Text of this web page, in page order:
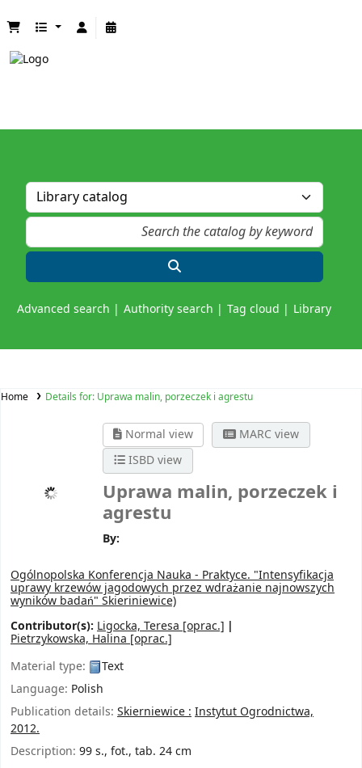
Advanced search Authority search Tag cloud Library
Home Details for: Uprawa malin, porzeczek i agrestu
Normal view
MARC view
ISBD view
Uprawa malin, porzeczek i
agrestu
By:
Ogólnopolska Konferencja Nauka - Praktyce. "Intensyfikacja
uprawy krzewów jagodowych przez wdrażanie najnowszych
wyników badań" Skieriniewice)
Contributor(s): Ligocka, Teresa [oprac.]
Pietrzykowska, Halina [oprac.]
Material type:
Text
Language: Polish
Publication details: Skierniewice : Instytut Ogrodnictwa,
2012.
Description: 99 s., fot., tab. 24 cm